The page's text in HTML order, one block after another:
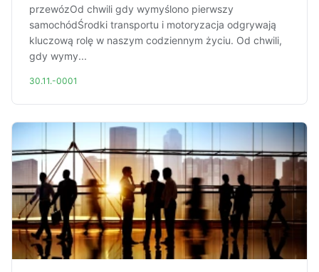
przewózOd chwili gdy wymyślono pierwszy
samochódŚrodki transportu i motoryzacja odgrywają
kluczową rolę w naszym codziennym życiu. Od chwili,
gdy wymy...
30.11.-0001